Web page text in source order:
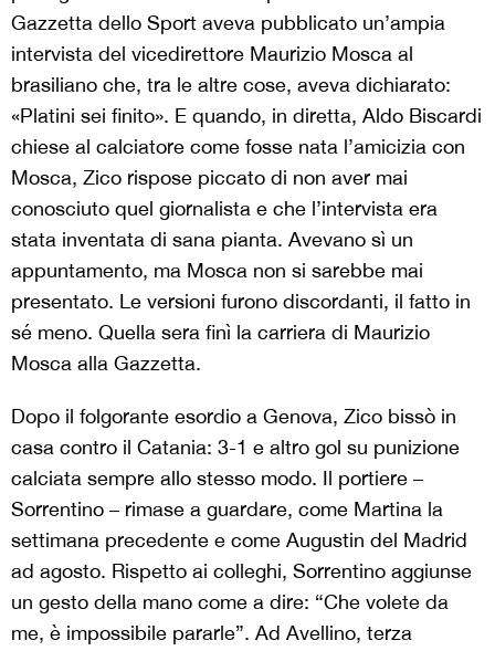
Gazzetta dello Sport aveva pubblicato un’ampia
intervista del vicedirettore Maurizio Mosca al
brasiliano che, tra le altre cose, aveva dichiarato:
«Platini sei finito». E quando, in diretta, Aldo Biscardi
chiese al calciatore come fosse nata l’amicizia con
Mosca, Zico rispose piccato di non aver mai
conosciuto quel giornalista e che l’intervista era
stata inventata di sana pianta. Avevano sì un
appuntamento, ma Mosca non si sarebbe mai
presentato. Le versioni furono discordanti, il fatto in
sé meno. Quella sera finì la carriera di Maurizio
Mosca alla Gazzetta.
Dopo il folgorante esordio a Genova, Zico bissò in
casa contro il Catania: 3-1 e altro gol su punizione
calciata sempre allo stesso modo. Il portiere –
Sorrentino – rimase a guardare, come Martina la
settimana precedente e come Augustin del Madrid
ad agosto. Rispetto ai colleghi, Sorrentino aggiunse
un gesto della mano come a dire: “Che volete da
me, è impossibile pararle”. Ad Avellino, terza